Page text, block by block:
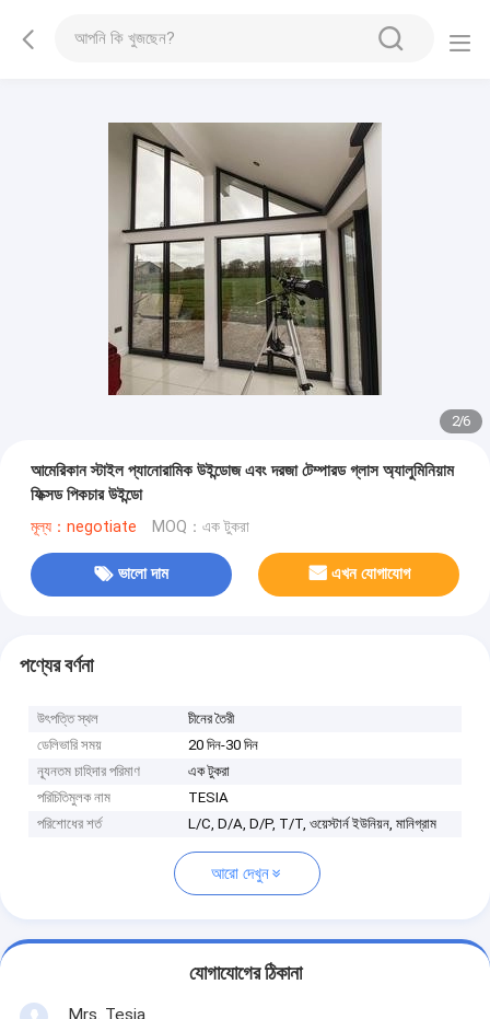
2/6
আমেরিকান স্টাইল প্যানোরামিক উইন্ডোজ এবং দরজা টেম্পারড গ্লাস অ্যালুমিনিয়াম
ফিক্সড পিকচার উইন্ডো
মূল্য：negotiate MOQ：এক টুকরা
ভালো দাম এখন যোগাযোগ
পণ্যের বর্ণনা
উৎপত্তি স্থল
চীনের তৈরী
ডেলিভারি সময়
20 দিন-30 দিন
ন্যূনতম চাহিদার পরিমাণ
এক টুকরা
পরিচিতিমুলক নাম
TESIA
পরিশোধের শর্ত
L/C, D/A, D/P, T/T, ওয়েস্টার্ন ইউনিয়ন, মানিগ্রাম
আরো দেখুন
যোগাযোগের ঠিকানা
Mrs. Tesia